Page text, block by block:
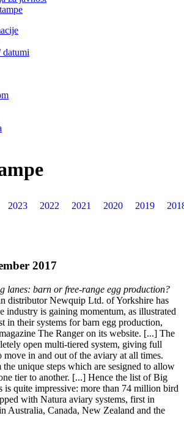
datumi
2023 2022 2021 2020 2019
2017
lanes: barn or free-range egg production?
distributor Newquip Ltd. of Yorkshire has
industry is gaining momentum, as illustrated
in their systems for barn egg production,
The Ranger on its website. [...] The
open multi-tiered system, giving full
move in and out of the aviary at all times.
the unique steps which are sesigned to allow
tier to another. [...] Hence the list of Big
is quite impressive: more than 74 million bird
with Natura aviary systems, first in
Australia, Canada, New Zealand and the